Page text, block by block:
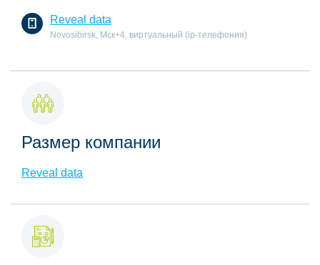
Reveal data
Novosibirsk, Мск+4, виртуальный (ip-телефония)
Размер компании
Reveal data